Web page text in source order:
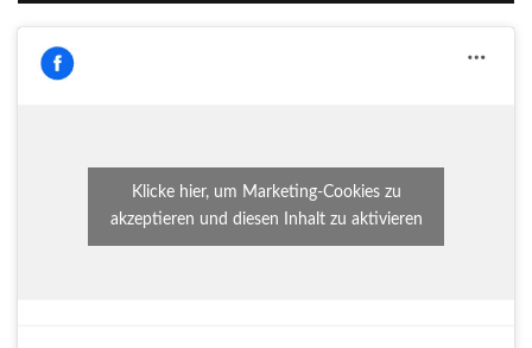
Klicke hier, um Marketing-Cookies zu
akzeptieren und diesen Inhalt zu aktivieren